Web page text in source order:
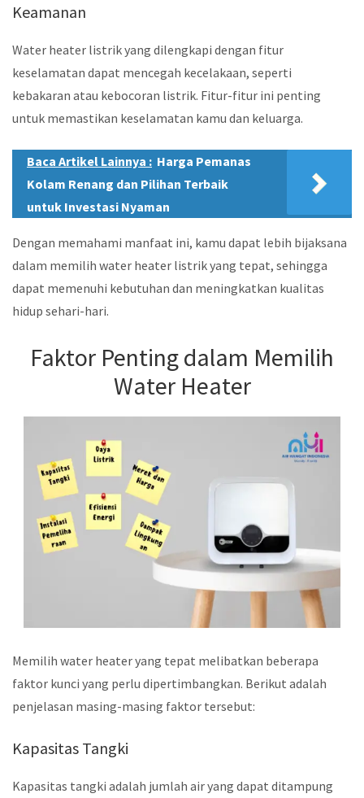
Keamanan
Water heater listrik yang dilengkapi dengan fitur
keselamatan dapat mencegah kecelakaan, seperti
kebakaran atau kebocoran listrik. Fitur-fitur ini penting
untuk memastikan keselamatan kamu dan keluarga.
Baca Artikel Lainnya : Harga Pemanas
Kolam Renang dan Pilihan Terbaik
untuk Investasi Nyaman
Dengan memahami manfaat ini, kamu dapat lebih bijaksana
dalam memilih water heater listrik yang tepat, sehingga
dapat memenuhi kebutuhan dan meningkatkan kualitas
hidup sehari-hari.
Faktor Penting dalam Memilih
Water Heater
Memilih water heater yang tepat melibatkan beberapa
faktor kunci yang perlu dipertimbangkan. Berikut adalah
penjelasan masing-masing faktor tersebut:
Kapasitas Tangki
Kapasitas tangki adalah jumlah air yang dapat ditampung